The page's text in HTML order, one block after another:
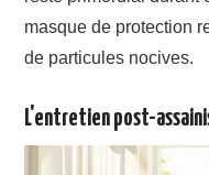
masque de protection
de particules nocives.
L'entretien post-